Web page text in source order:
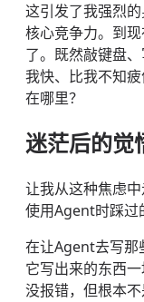
这引发了我强烈
核心竞争力。到
了。既然敲键盘
我快、比我不知
在哪里？
迷茫后的觉
让我从这种焦虑
使用Agent时踩过
在让Agent去写那
它写出来的东西
没报错，但根本不